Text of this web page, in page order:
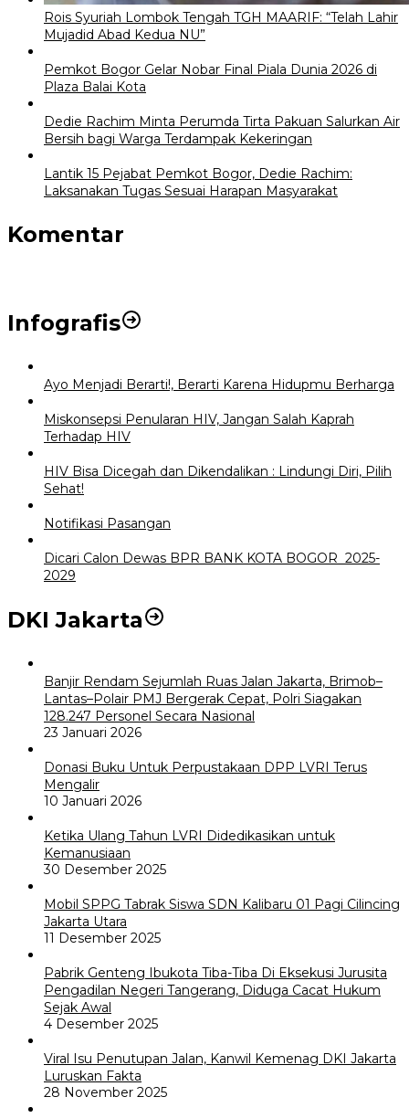
Rois Syuriah Lombok Tengah TGH MAARIF: “Telah Lahir
Mujadid Abad Kedua NU”
Pemkot Bogor Gelar Nobar Final Piala Dunia 2026 di
Plaza Balai Kota
Dedie Rachim Minta Perumda Tirta Pakuan Salurkan Air
Bersih bagi Warga Terdampak Kekeringan
Lantik 15 Pejabat Pemkot Bogor, Dedie Rachim:
Laksanakan Tugas Sesuai Harapan Masyarakat
Komentar
Infografis
Ayo Menjadi Berarti!, Berarti Karena Hidupmu Berharga
Miskonsepsi Penularan HIV, Jangan Salah Kaprah
Terhadap HIV
HIV Bisa Dicegah dan Dikendalikan : Lindungi Diri, Pilih
Sehat!
Notifikasi Pasangan
Dicari Calon Dewas BPR BANK KOTA BOGOR 2025-
2029
DKI Jakarta
Banjir Rendam Sejumlah Ruas Jalan Jakarta, Brimob–
Lantas–Polair PMJ Bergerak Cepat, Polri Siagakan
128.247 Personel Secara Nasional
23 Januari 2026
Donasi Buku Untuk Perpustakaan DPP LVRI Terus
Mengalir
10 Januari 2026
Ketika Ulang Tahun LVRI Didedikasikan untuk
Kemanusiaan
30 Desember 2025
Mobil SPPG Tabrak Siswa SDN Kalibaru 01 Pagi Cilincing
Jakarta Utara
11 Desember 2025
Pabrik Genteng Ibukota Tiba-Tiba Di Eksekusi Jurusita
Pengadilan Negeri Tangerang, Diduga Cacat Hukum
Sejak Awal
4 Desember 2025
Viral Isu Penutupan Jalan, Kanwil Kemenag DKI Jakarta
Luruskan Fakta
28 November 2025